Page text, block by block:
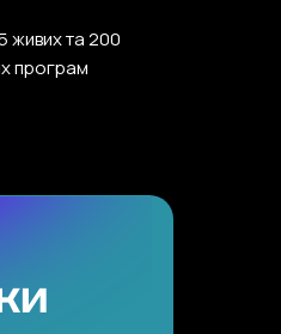
живих та 200
програм